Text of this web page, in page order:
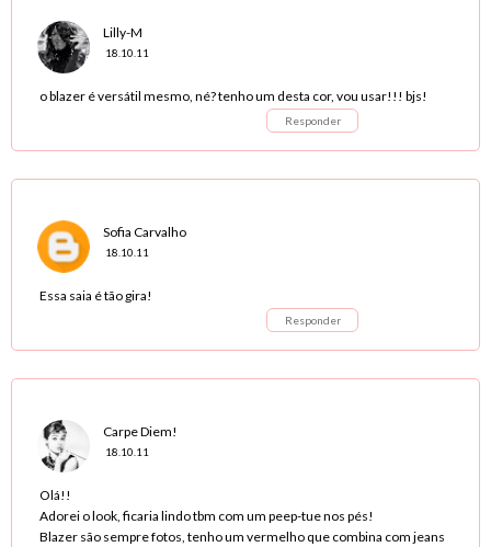
Lilly-M
18.10.11
o blazer é versátil mesmo, né? tenho um desta cor, vou usar!!! bjs!
Responder
Sofia Carvalho
18.10.11
Essa saia é tão gira!
Responder
Carpe Diem!
18.10.11
Olá!!
Adorei o look, ficaria lindo tbm com um peep-tue nos pés!
Blazer são sempre fotos, tenho um vermelho que combina com jeans